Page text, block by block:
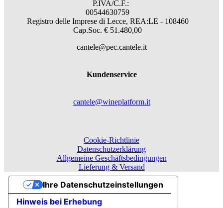
P.IVA/C.F.:
00544630759
Registro delle Imprese di Lecce, REA:LE - 108460
Cap.Soc. € 51.480,00
cantele@pec.cantele.it
Kundenservice
cantele@wineplatform.it
Cookie-Richtlinie
Datenschutzerklärung
Allgemeine Geschäftsbedingungen
Lieferung & Versand
Hinweis bei Erhebung
Ihre Datenschutzeinstellungen